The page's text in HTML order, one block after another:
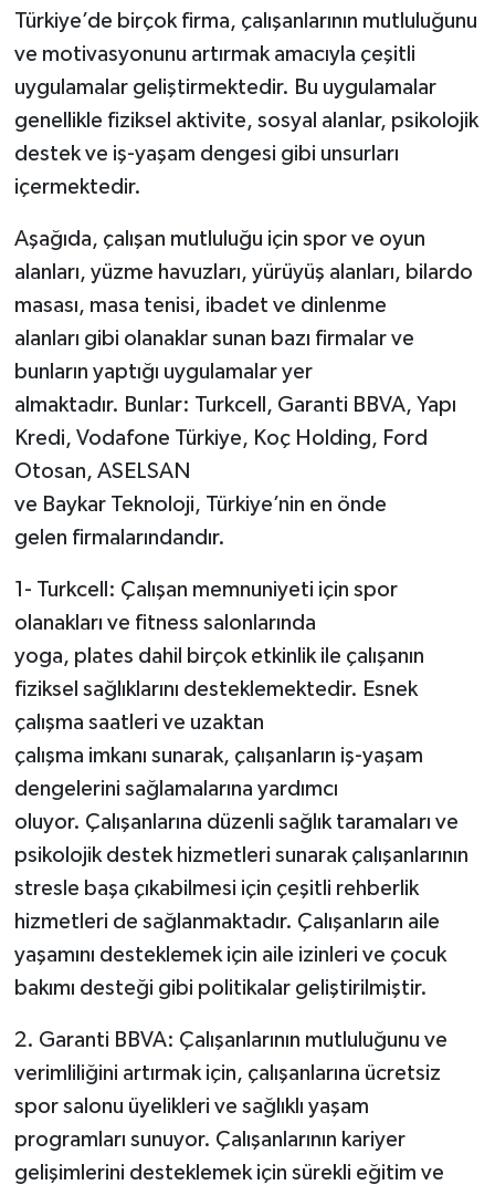
Türkiye’de birçok firma, çalışanlarının mutluluğunu
ve motivasyonunu artırmak amacıyla çeşitli
uygulamalar geliştirmektedir. Bu uygulamalar
genellikle fiziksel aktivite, sosyal alanlar, psikolojik
destek ve iş-yaşam dengesi gibi unsurları
içermektedir.
Aşağıda, çalışan mutluluğu için spor ve oyun
alanları, yüzme havuzları, yürüyüş alanları, bilardo
masası, masa tenisi, ibadet ve dinlenme
alanları gibi olanaklar sunan bazı firmalar ve
bunların yaptığı uygulamalar yer
almaktadır. Bunlar: Turkcell, Garanti BBVA, Yapı
Kredi, Vodafone Türkiye, Koç Holding, Ford
Otosan, ASELSAN
ve Baykar Teknoloji, Türkiye’nin en önde
gelen firmalarındandır.
1- Turkcell: Çalışan memnuniyeti için spor
olanakları ve fitness salonlarında
yoga, plates dahil birçok etkinlik ile çalışanın
fiziksel sağlıklarını desteklemektedir. Esnek
çalışma saatleri ve uzaktan
çalışma imkanı sunarak, çalışanların iş-yaşam
dengelerini sağlamalarına yardımcı
oluyor. Çalışanlarına düzenli sağlık taramaları ve
psikolojik destek hizmetleri sunarak çalışanlarının
stresle başa çıkabilmesi için çeşitli rehberlik
hizmetleri de sağlanmaktadır. Çalışanların aile
yaşamını desteklemek için aile izinleri ve çocuk
bakımı desteği gibi politikalar geliştirilmiştir.
2. Garanti BBVA: Çalışanlarının mutluluğunu ve
verimliliğini artırmak için, çalışanlarına ücretsiz
spor salonu üyelikleri ve sağlıklı yaşam
programları sunuyor. Çalışanlarının kariyer
gelişimlerini desteklemek için sürekli eğitim ve